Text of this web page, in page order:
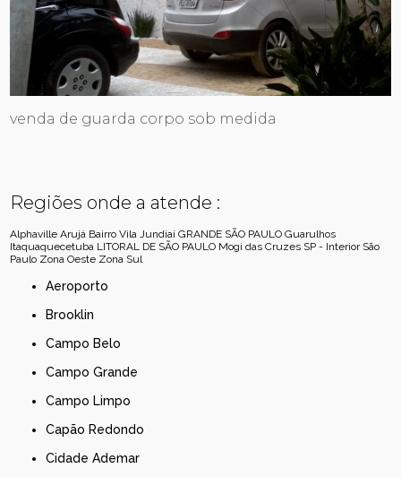
venda de guarda corpo sob medida
Regiões onde a atende :
Alphaville Arujá Bairro Vila Jundiaí GRANDE SÃO PAULO Guarulhos
Itaquaquecetuba LITORAL DE SÃO PAULO Mogi das Cruzes SP - Interior São
Paulo Zona Oeste Zona Sul
Aeroporto
Brooklin
Campo Belo
Campo Grande
Campo Limpo
Capão Redondo
Cidade Ademar